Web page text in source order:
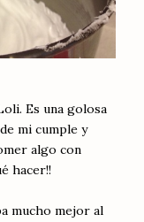
Es una golosa
mi cumple y
algo con
hacer!!
mucho mejor al